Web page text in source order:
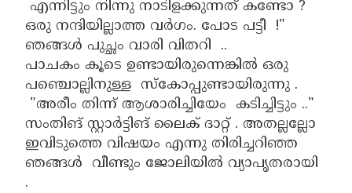
എന്നിട്ടും നിന്നു നാടിളക്കുന്നത് കണ്ടോ ?
ഒരു നന്ദിയില്ലാത്ത വർഗം. പോട പട്ടീ !"
ഞങ്ങൾ പുച്ഛം വാരി വിതറി ..
പാചകം കൂടെ ഉണ്ടായിരുന്നെങ്കിൽ ഒരു
പഞ്ചൊല്ലിനുള്ള സ്കോപ്പുണ്ടായിരുന്നു .
"അരീം തിന്ന് ആശാരിച്ചിയേം കടിച്ചിട്ടും .."
സംതിങ് സ്റ്റാർട്ടിങ് ലൈക് ദാറ്റ് . അതല്ലല്ലോ
ഇവിടുത്തെ വിഷയം എന്നു തിരിച്ചറിഞ്ഞ
ഞങ്ങൾ വീണ്ടും ജോലിയിൽ വ്യാപൃതരായി
.